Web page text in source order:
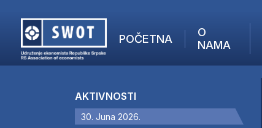
POČETNA
O
NAMA
AKTUELNO
AKTIVNOSTI
30. Juna 2026.